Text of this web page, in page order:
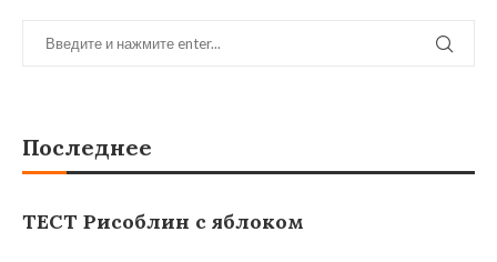
Последнее
ТЕСТ Рисоблин с яблоком